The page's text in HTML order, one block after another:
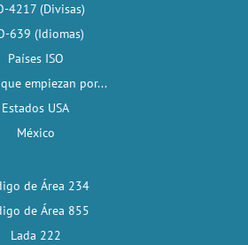
4217 (Divisas)
639 (Idiomas)
Países ISO
empiezan por...
Estados USA
México
de Área 234
de Área 855
Lada 222